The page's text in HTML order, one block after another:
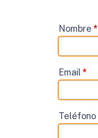
Contacto
Nombre *
Email *
Teléfono